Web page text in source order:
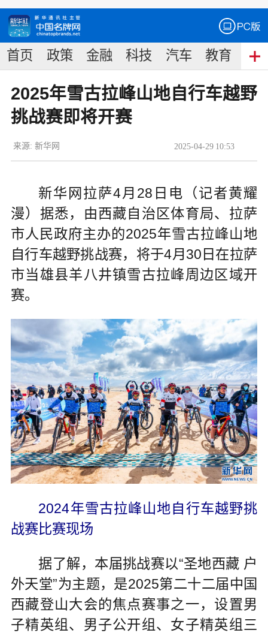
首页 政策 金融 科技 汽车 教育 食
2025年雪古拉峰山地自行车越野
挑战赛即将开赛
2025-04-29 10:53
来源: 新华网
新华网拉萨4月28日电（记者黄耀
漫）据悉，由西藏自治区体育局、拉萨
市人民政府主办的2025年雪古拉峰山地
自行车越野挑战赛，将于4月30日在拉萨
市当雄县羊八井镇雪古拉峰周边区域开
赛。
2024年雪古拉峰山地自行车越野挑
战赛比赛现场
据了解，本届挑战赛以“圣地西藏 户
外天堂”为主题，是2025第二十二届中国
西藏登山大会的焦点赛事之一，设置男
子精英组、男子公开组、女子精英组三